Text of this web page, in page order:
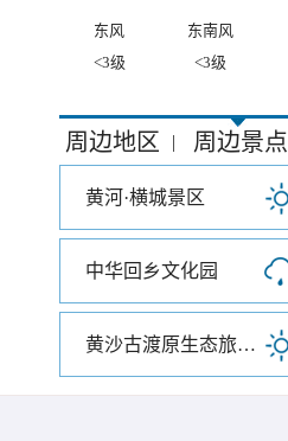
东风 东南风
<3级
<3级
周边地区 | 周边景点
黄河·横城景区
中华回乡文化园
黄沙古渡原生态旅游区